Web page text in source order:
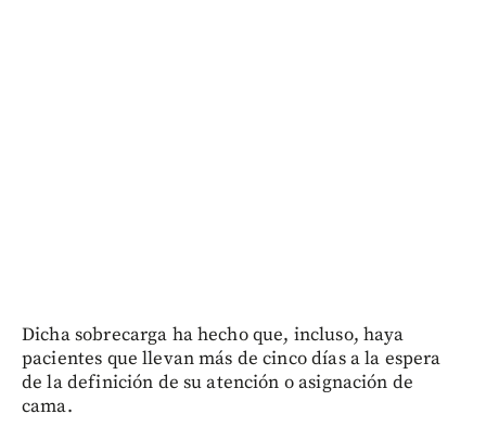
Dicha sobrecarga ha hecho que, incluso, haya
pacientes que llevan más de cinco días a la espera
de la definición de su atención o asignación de
cama.